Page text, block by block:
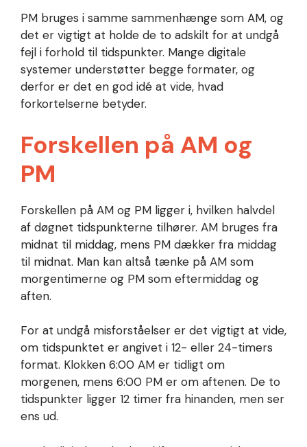
PM bruges i samme sammenhænge som AM, og
det er vigtigt at holde de to adskilt for at undgå
fejl i forhold til tidspunkter. Mange digitale
systemer understøtter begge formater, og
derfor er det en god idé at vide, hvad
forkortelserne betyder.
Forskellen på AM og
PM
Forskellen på AM og PM ligger i, hvilken halvdel
af døgnet tidspunkterne tilhører. AM bruges fra
midnat til middag, mens PM dækker fra middag
til midnat. Man kan altså tænke på AM som
morgentimerne og PM som eftermiddag og
aften.
For at undgå misforståelser er det vigtigt at vide,
om tidspunktet er angivet i 12- eller 24-timers
format. Klokken 6:00 AM er tidligt om
morgenen, mens 6:00 PM er om aftenen. De to
tidspunkter ligger 12 timer fra hinanden, men ser
ens ud.